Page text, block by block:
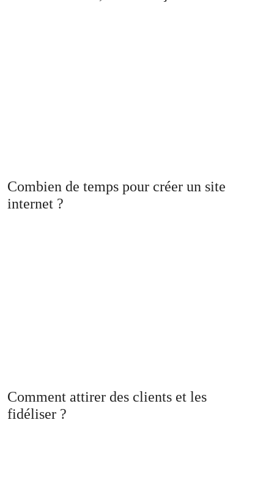
Combien de temps pour créer un site
internet ?
Comment attirer des clients et les
fidéliser ?